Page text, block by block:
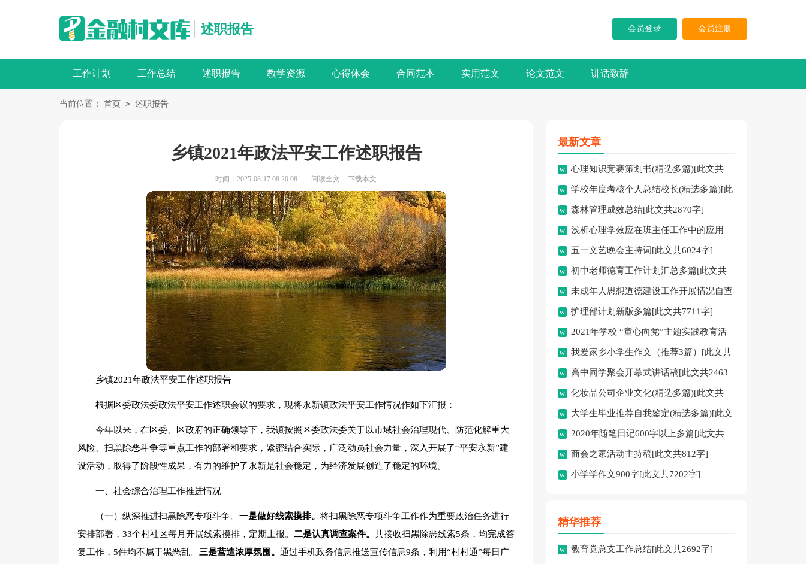
述职报告 会员登录 会员注册
工作计划 工作总结 述职报告 教学资源 心得体会 合同范本 实用范文 论文范文 讲话致辞
当前位置： 首页 > 述职报告
乡镇2021年政法平安工作述职报告
时间：2025-08-17 08:20:08 阅读全文 下载本文
乡镇2021年政法平安工作述职报告
根据区委政法委政法平安工作述职会议的要求，现将永新镇政法平安工作情况作如下汇报：
今年以来，在区委、区政府的正确领导下，我镇按照区委政法委关于以市域社会治理现代、防范化解重大
风险、扫黑除恶斗争等重点工作的部署和要求，紧密结合实际，广泛动员社会力量，深入开展了“平安永新”建
设活动，取得了阶段性成果，有力的维护了永新是社会稳定，为经济发展创造了稳定的环境。
一、社会综合治理工作推进情况
（一）纵深推进扫黑除恶专项斗争。 一是做好线索摸排。 将扫黑除恶专项斗争工作作为重要政治任务进行
安排部署，33个村社区每月开展线索摸排，定期上报。 二是认真调查案件。 共接收扫黑除恶线索5条，均完成答
复工作，5件均不属于黑恶乱。 三是营造浓厚氛围。 通过手机政务信息推送宣传信息9条，利用“村村通”每日广
最新文章
心理知识竞赛策划书(精选多篇)[此文共
5937字]
学校年度考核个人总结校长(精选多篇)[此
文共7741字]
森林管理成效总结[此文共2870字]
浅析心理学效应在班主任工作中的应用
[此文共3828字]
五一文艺晚会主持词[此文共6024字]
初中老师德育工作计划汇总多篇[此文共
11627字]
未成年人思想道德建设工作开展情况自查
报告[此文共12435字]
护理部计划新版多篇[此文共7711字]
2021年学校 “童心向党”主题实践教育活
动方案[此文共1080字]
我爱家乡小学生作文（推荐3篇）[此文共
1167字]高中同学聚会开幕式讲话稿[此文共2463
字] 化妆品公司企业文化(精选多篇)[此文共
6398字]
大学生毕业推荐自我鉴定(精选多篇)[此文
共5048字]
2020年随笔日记600字以上多篇[此文共
2977字]
商会之家活动主持稿[此文共812字]
小学学作文900字[此文共7202字]
精华推荐
教育党总支工作总结[此文共2692字]